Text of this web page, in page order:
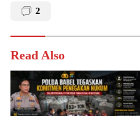
2
Read Also